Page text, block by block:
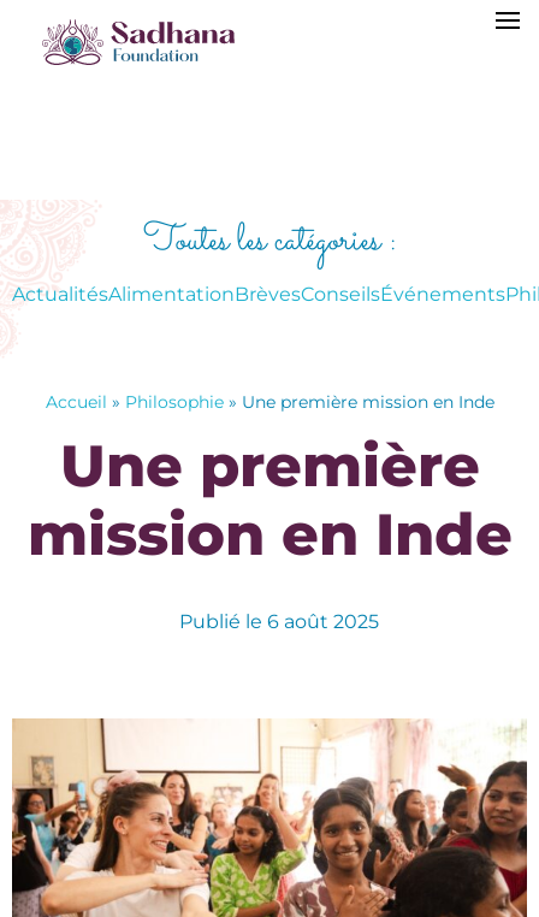
Toutes les catégories :
ActualitésAlimentationBrèvesConseilsÉvénements
Accueil » Philosophie» Une première mission en Inde
Une première
mission en Inde
Publié le 6 août 2025